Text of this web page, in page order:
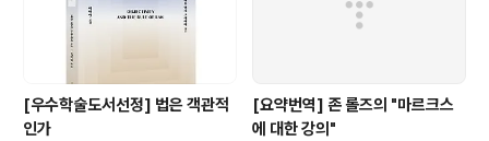
[우수학술도서선정] 법은 객관적
인가
[요약번역] 존 롤즈의 "마르크스
에 대한 강의"